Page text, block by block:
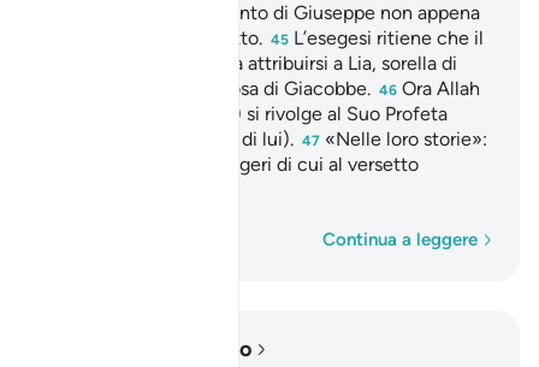
un segno del ritrovamento di Giuseppe non appena
la carovana lasciò l’Egitto. 45 L’esegesi ritiene che il
titolo di «madre» possa attribuirsi a Lia, sorella di
Rachele, anch’essa sposa di Giacobbe. 46 Ora Allah
(gloria a Lui l’Altissimo) si rivolge al Suo Profeta
(pace e benedizioni su di lui). 47 «Nelle loro storie»:
nelle storie dei messaggeri di cui al versetto
Continua a leggere
Leggere nel contesto